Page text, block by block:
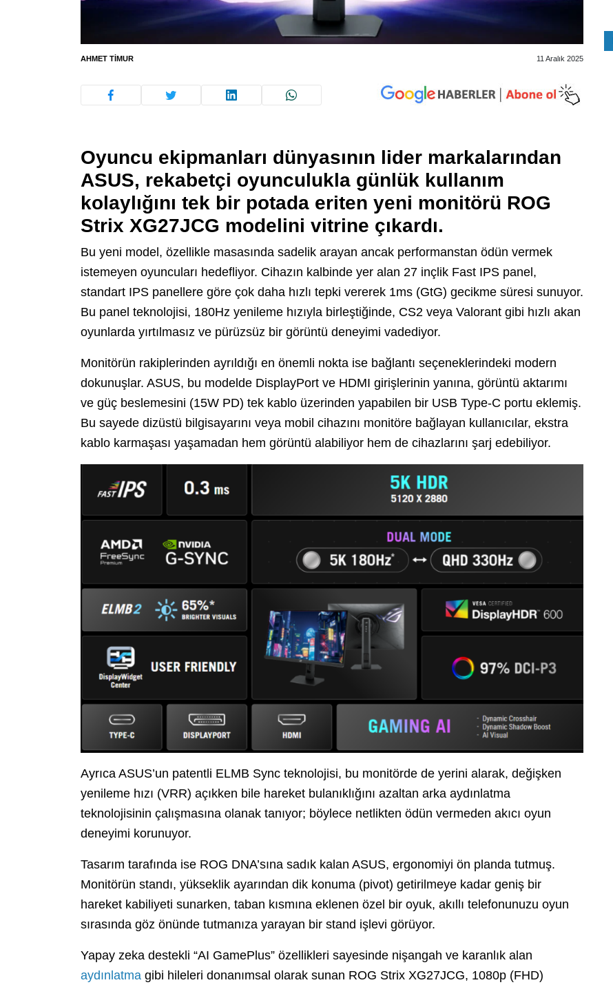
AHMET TIMUR 11 Aralık 2025
Oyuncu ekipmanları dünyasının lider markalarından
ASUS, rekabetçi oyunculukla günlük kullanım
kolaylığını tek bir potada eriten yeni monitörü ROG
Strix XG27JCG modelini vitrine çıkardı.
Bu yeni model, özellikle masasında sadelik arayan ancak performanstan ödün vermek
istemeyen oyuncuları hedefliyor. Cihazın kalbinde yer alan 27 inçlik Fast IPS panel,
standart IPS panellere göre çok daha hızlı tepki vererek 1ms (GtG) gecikme süresi sunuyor.
Bu panel teknolojisi, 180Hz yenileme hızıyla birleştiğinde, CS2 veya Valorant gibi hızlı akan
oyunlarda yırtılmasız ve pürüzsüz bir görüntü deneyimi vadediyor.
Monitörün rakiplerinden ayrıldığı en önemli nokta ise bağlantı seçeneklerindeki modern
dokunuşlar. ASUS, bu modelde DisplayPort ve HDMI girişlerinin yanına, görüntü aktarımı
ve güç beslemesini (15W PD) tek kablo üzerinden yapabilen bir USB Type-C portu eklemiş.
Bu sayede dizüstü bilgisayarını veya mobil cihazını monitöre bağlayan kullanıcılar, ekstra
kablo karmaşası yaşamadan hem görüntü alabiliyor hem de cihazlarını şarj edebiliyor.
Ayrıca ASUS’un patentli ELMB Sync teknolojisi, bu monitörde de yerini alarak, değişken
yenileme hızı (VRR) açıkken bile hareket bulanıklığını azaltan arka aydınlatma
teknolojisinin çalışmasına olanak tanıyor; böylece netlikten ödün vermeden akıcı oyun
deneyimi korunuyor.
Tasarım tarafında ise ROG DNA’sına sadık kalan ASUS, ergonomiyi ön planda tutmuş.
Monitörün standı, yükseklik ayarından dik konuma (pivot) getirilmeye kadar geniş bir
hareket kabiliyeti sunarken, taban kısmına eklenen özel bir oyuk, akıllı telefonunuzu oyun
sırasında göz önünde tutmanıza yarayan bir stand işlevi görüyor.
Yapay zeka destekli “AI GamePlus” özellikleri sayesinde nişangah ve karanlık alan
aydınlatma gibi hileleri donanımsal olarak sunan ROG Strix XG27JCG, 1080p (FHD)